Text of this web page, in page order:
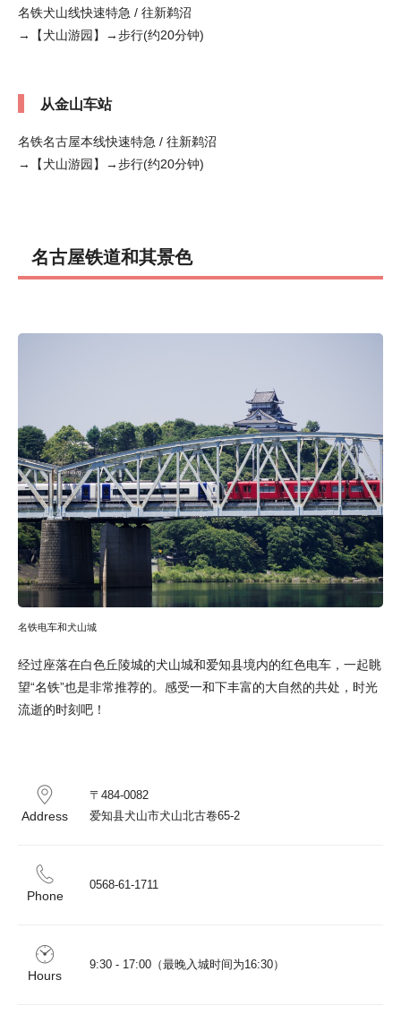
名铁犬山线快速特急 / 往新鹈沼
→【犬山游园】→步行(约20分钟)
从金山车站
名铁名古屋本线快速特急 / 往新鹈沼
→【犬山游园】→步行(约20分钟)
名古屋铁道和其景色
名铁电车和犬山城
经过座落在白色丘陵城的犬山城和爱知县境内的红色电车，一起眺
望“名铁”也是非常推荐的。感受一和下丰富的大自然的共处，时光
流逝的时刻吧！
Address
〒484-0082
爱知县犬山市犬山北古卷65-2
Phone
0568-61-1711
Hours
9:30 - 17:00（最晚入城时间为16:30）